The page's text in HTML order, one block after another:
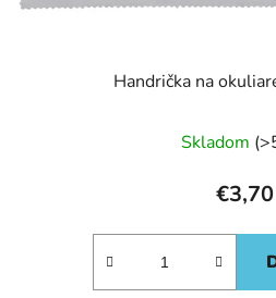
Handrička na
Skladom
€3,70